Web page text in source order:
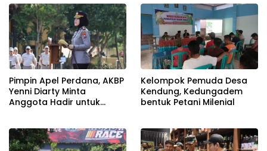
Pimpin Apel Perdana, AKBP
Yenni Diarty Minta
Anggota Hadir untuk
Kelompok Pemuda Desa
Kendung, Kedungadem
bentuk Petani Milenial